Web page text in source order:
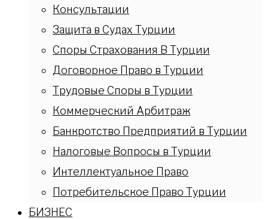
Консультации
Защита в Судах Турции
Споры Страхования В Турции
Договорное Право в Турции
Трудовые Споры в Турции
Коммерческий Арбитраж
Банкротство Предприятий в Турции
Налоговые Вопросы в Турции
Интеллектуальное Право
Потребительское Право Турции
БИЗНЕС